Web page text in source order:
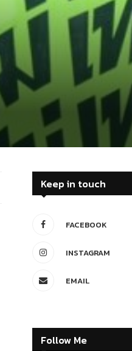
Keep in touch
FACEBOOK
INSTAGRAM
EMAIL
Follow Me